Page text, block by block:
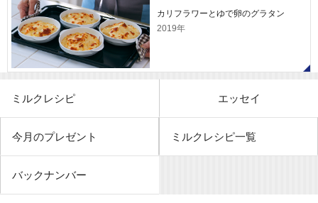
カリフラワーとゆで卵のグラタン
2019年
ミルクレシピ エッセイ
今月のプレゼント ミルクレシピ一覧
バックナンバー